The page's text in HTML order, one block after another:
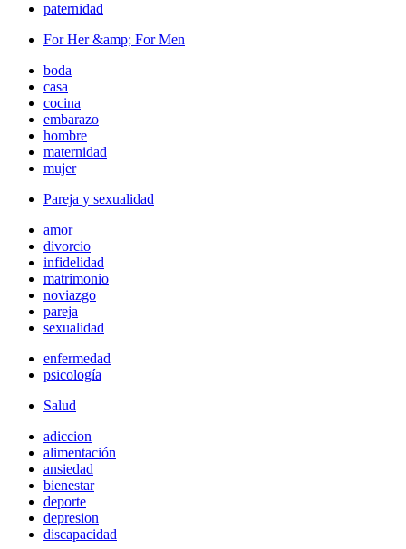
paternidad
For Her &amp; For Men
boda
casa
cocina
embarazo
hombre
maternidad
mujer
Pareja y sexualidad
amor
divorcio
infidelidad
matrimonio
noviazgo
pareja
sexualidad
enfermedad
psicología
Salud
adiccion
alimentación
ansiedad
bienestar
deporte
depresion
discapacidad